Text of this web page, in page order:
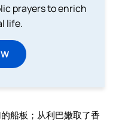
prayers to enrich
life.
船板；从利巴嫩取了香